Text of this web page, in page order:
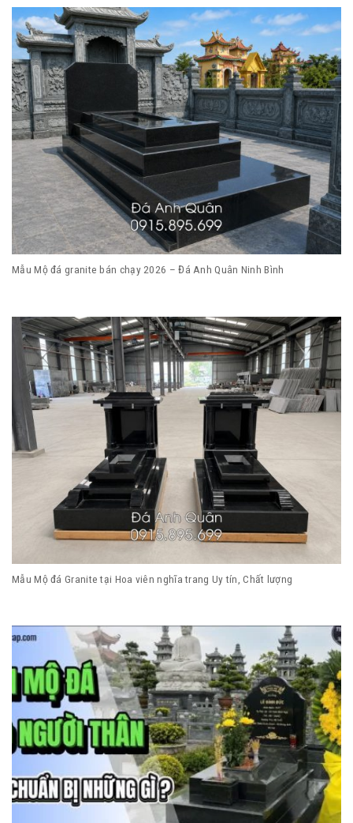
Mẫu Mộ đá granite bán chạy 2026 – Đá Anh Quân Ninh Bình
Mẫu Mộ đá Granite tại Hoa viên nghĩa trang Uy tín, Chất lượng